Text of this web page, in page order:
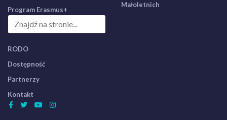
Program Erasmus+
Małoletnich
RODO
Dostępność
Partnerzy
Kontakt